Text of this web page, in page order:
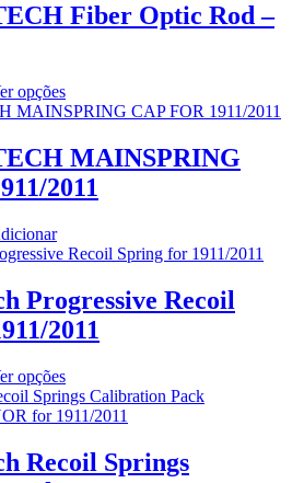
Fiber Optic Rod –
opçõesThis
product
multiple
variants.
The
be
chosen
the
product
page
MAINSPRING
2011
Progressive Recoil
2011
opçõesThis
product
has
variants.
The
Recoil Springs